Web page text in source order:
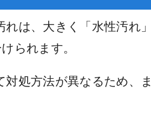
れは、大きく「水性汚れ
られます。
対処方法が異なるため、